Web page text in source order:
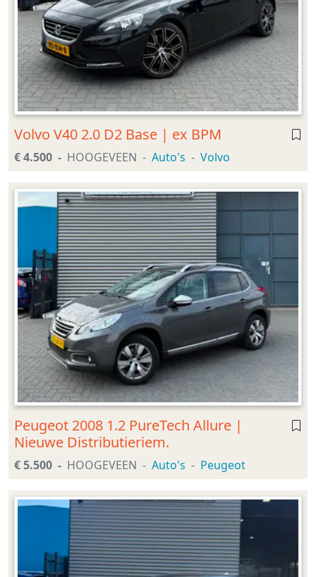
Volvo V40 2.0 D2 Base | ex BPM
€ 4.500 HOOGEVEEN Auto's Volvo
Peugeot 2008 1.2 PureTech Allure |
Nieuwe Distributieriem.
€ 5.500 HOOGEVEEN Auto's Peugeot